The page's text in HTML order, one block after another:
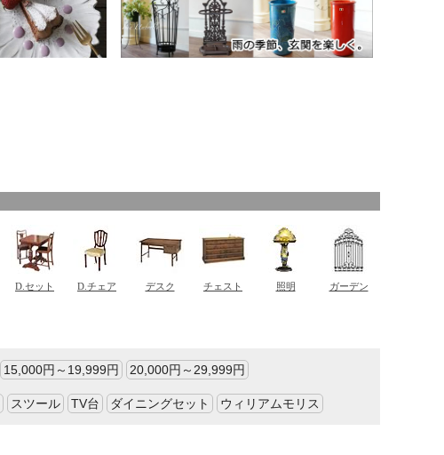
15,000円～19,999円 20,000円～29,999円
スツール TV台 ダイニングセット ウィリアムモリス